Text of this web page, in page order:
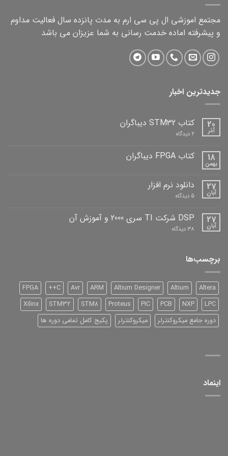
مجتمع اموزشی ال پی سی ارم به مدت پانزده سال فعالیت مداوم
و پیشرفته اماده خدمت رسانی به شما عزیزان می باشد
جدیدترین اخبار
20
آذر
کتاب STM32 دیباگران
2 دیدگاه برای
دیباگران 18
بهمن
کتاب FPGA دیباگران
کتاب
FPGA
دیباگران
ثبت
نشده 27
آبان
دانلود نرم افزار
5 دیدگاه برای
افزار 27
آبان
DSP شرکت TI سری 2000 و آموزش آن
38 دیدگاه برای
آن
برچسب‌ها
Altera
Altium
Altium Designer
ARM
Avr
C++
FPGA
LPC
NXP
PCB
PIC
Proteus
STM8
STM32
Xilinx
دوره جامع میکروکنترلر
میکروکنترلر پکیج کامل تمامی دوره ها
اینماد